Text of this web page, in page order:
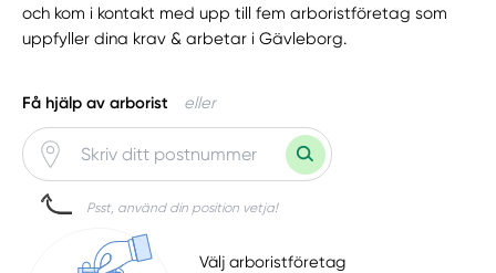
och kom i kontakt med upp till fem arboristföretag som
uppfyller dina krav & arbetar i Gävleborg.
Få hjälp av arborist eller
Psst, använd din position vetja!
Välj arboristföretag